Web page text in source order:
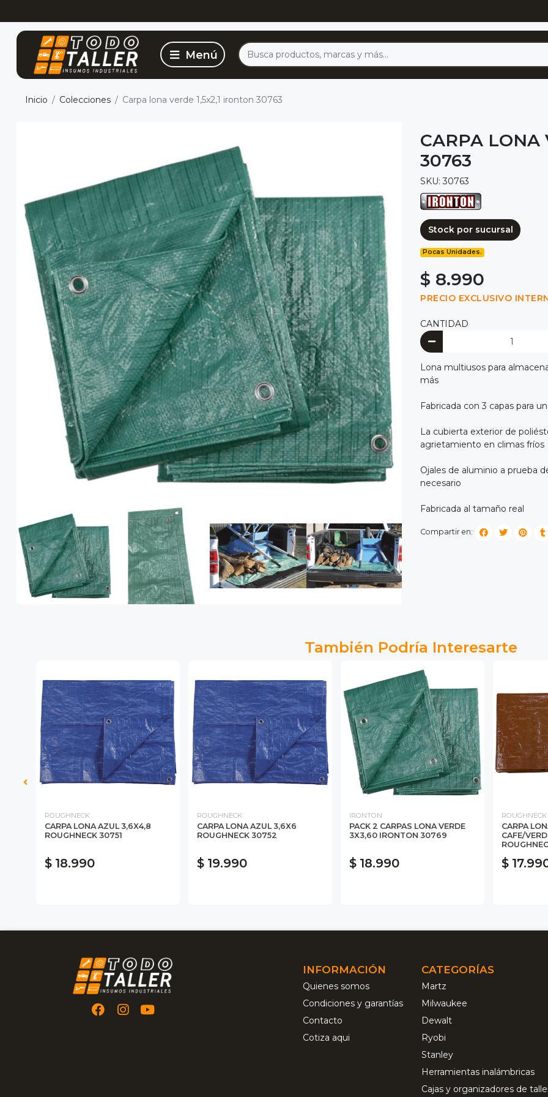
Inicio Colecciones Carpa lona verde 1,5x2,1 ironton 30763
CARPA LONA
30763
SKU: 30763
Stock por sucursal
Pocas Unidades.
$ 8.990
PRECIO EXCLUSIVO
CANTIDAD
Lona multiusos para
más
Fabricada con 3 capas para
La cubierta exterior de
agrietamiento en climas fríos
Ojales de aluminio a prueba
necesario
Fabricada al tamaño real
Compartir en:
También Podría Interesarte
ROUGHNECK
CARPA LONA AZUL 3,6X4,8
ROUGHNECK 30751
$ 18.990
ROUGHNECK
CARPA LONA AZUL 3,6X6
ROUGHNECK 30752
$ 19.990
IRONTON
PACK 2 CARPAS LONA VERDE
3X3,60 IRONTON 30769
$ 18.990
ROUGHNECK
CARPA
CAFE/
$
INFORMACIÓN
Quienes somos
Condiciones y garantías
Contacto
Cotiza aqui
CATEGORÍAS
Martz
Milwaukee
Dewalt
Ryobi
Stanley
Herramientas inalámbricas
Cajas y organizadores de